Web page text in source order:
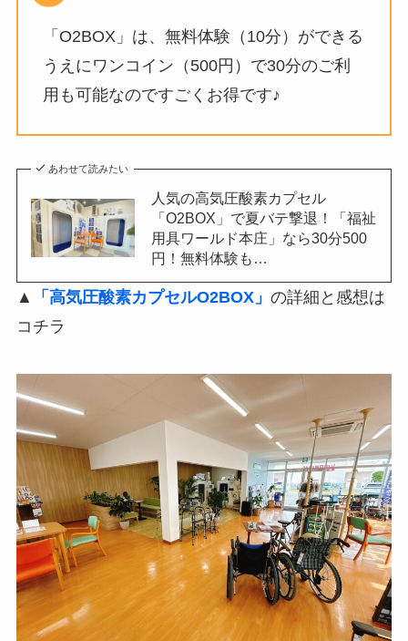
「O2BOX」は、無料体験（10分）ができる
うえにワンコイン（500円）で30分のご利
用も可能なのですごくお得です♪
あわせて読みたい
人気の高気圧酸素カプセル
「O2BOX」で夏バテ撃退！「福祉
用具ワールド本庄」なら30分500
円！無料体験も…
▲ 「高気圧酸素カプセルO2BOX」 の詳細と感想は
コチラ